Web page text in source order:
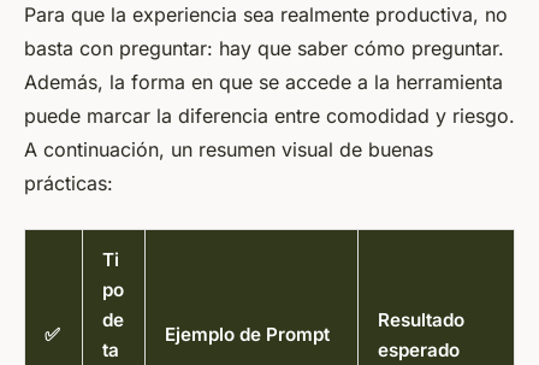
Para que la experiencia sea realmente productiva, no
basta con preguntar: hay que saber cómo preguntar.
Además, la forma en que se accede a la herramienta
puede marcar la diferencia entre comodidad y riesgo.
A continuación, un resumen visual de buenas
prácticas:
✅
Ti
po
de
ta
Ejemplo de Prompt
Resultado
esperado